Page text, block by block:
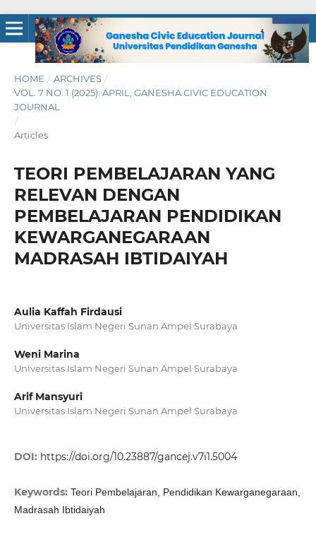
HOME / ARCHIVES /
VOL. 7 NO. 1 (2025): APRIL, GANESHA CIVIC EDUCATION
JOURNAL
/
Articles
TEORI PEMBELAJARAN YANG
RELEVAN DENGAN
PEMBELAJARAN PENDIDIKAN
KEWARGANEGARAAN
MADRASAH IBTIDAIYAH
Aulia Kaffah Firdausi
Universitas Islam Negeri Sunan Ampel Surabaya
Weni Marina
Universitas Islam Negeri Sunan Ampel Surabaya
Arif Mansyuri
Universitas Islam Negeri Sunan Ampel Surabaya
DOI: https://doi.org/10.23887/gancej.v7i1.5004
Keywords: Teori Pembelajaran, Pendidikan Kewarganegaraan,
Madrasah Ibtidaiyah